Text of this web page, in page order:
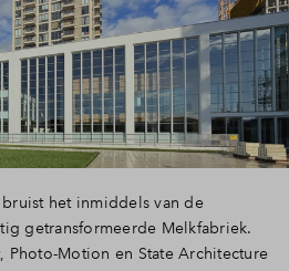
het inmiddels van de
getransformeerde Melkfabriek.
Photo-Motion en State Architecture